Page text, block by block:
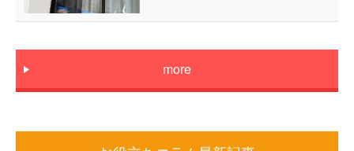
more